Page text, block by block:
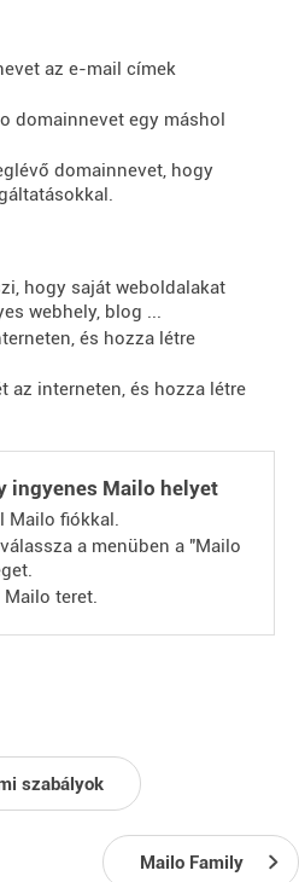
az e-mail címek
domainnevet egy máshol
domainnevet, hogy
hogy saját weboldalakat
webhely, blog ...
és hozza létre
az interneten, és hozza létre
ingyenes Mailo helyet
Mailo fiókkal.
a menüben a "Mailo
teret.
szabályok
Mailo Family